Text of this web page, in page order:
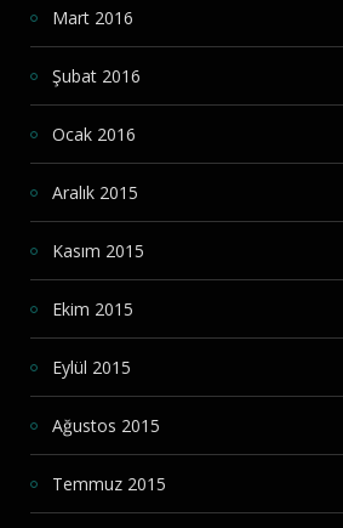
Mart 2016
Şubat 2016
Ocak 2016
Aralık 2015
Kasım 2015
Ekim 2015
Eylül 2015
Ağustos 2015
Temmuz 2015